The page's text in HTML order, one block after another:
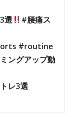
選
#腰痛ス
#routine
ングアップ動
レ3選